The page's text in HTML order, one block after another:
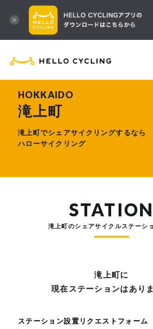
HELLO
HOKKAIDO
滝上町
滝上町でシェアサイクリングするなら
ハローサイクリング
STATION
滝上町のシェアサイクルステーシ
滝上町に
現在ステーションはあり
ステーション設置リクエストフォーム